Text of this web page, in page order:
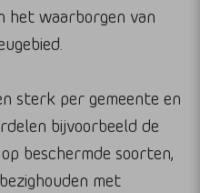
het waarborgen van
sterk per gemeente en
bijvoorbeeld de
beschermde soorten,
met